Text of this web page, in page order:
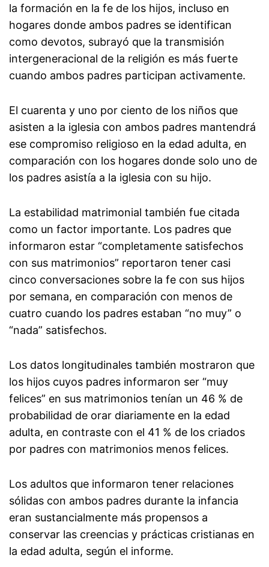
la formación en la fe de los hijos, incluso en
hogares donde ambos padres se identifican
como devotos, subrayó que la transmisión
intergeneracional de la religión es más fuerte
cuando ambos padres participan activamente.
El cuarenta y uno por ciento de los niños que
asisten a la iglesia con ambos padres mantendrá
ese compromiso religioso en la edad adulta, en
comparación con los hogares donde solo uno de
los padres asistía a la iglesia con su hijo.
La estabilidad matrimonial también fue citada
como un factor importante. Los padres que
informaron estar “completamente satisfechos
con sus matrimonios” reportaron tener casi
cinco conversaciones sobre la fe con sus hijos
por semana, en comparación con menos de
cuatro cuando los padres estaban “no muy” o
“nada” satisfechos.
Los datos longitudinales también mostraron que
los hijos cuyos padres informaron ser “muy
felices” en sus matrimonios tenían un 46 % de
probabilidad de orar diariamente en la edad
adulta, en contraste con el 41 % de los criados
por padres con matrimonios menos felices.
Los adultos que informaron tener relaciones
sólidas con ambos padres durante la infancia
eran sustancialmente más propensos a
conservar las creencias y prácticas cristianas en
la edad adulta, según el informe.